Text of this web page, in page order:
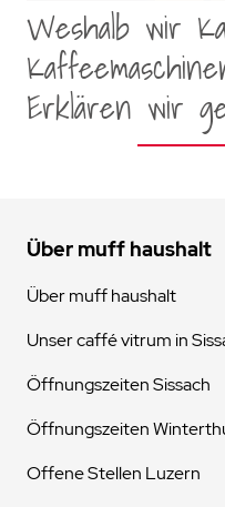
Weshalb wir
Erklären wir
Über muff haushalt
Über muff haushalt
Unser caffé vitrum in
Öffnungszeiten Sissach
Öffnungszeiten
Offene Stellen Luzern